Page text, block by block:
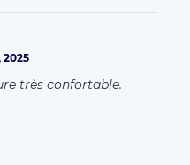
2025
très confortable.